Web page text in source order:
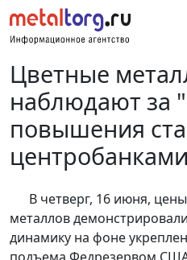
Цветные
наблюдают за
повышения
В четверг, 16 июня,
металлов
динамику на фоне